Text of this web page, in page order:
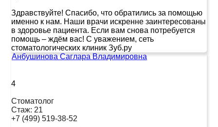
Здравствуйте! Спасибо, что обратились за помощью
именно к нам. Наши врачи искренне заинтересованы
в здоровье пациента. Если вам снова потребуется
помощь – ждём вас! С уважением, сеть
стоматологических клиник Зуб.ру
Анбушинова Саглара Владимировна
4
Стоматолог
Стаж: 21
+7 (499) 519-38-52